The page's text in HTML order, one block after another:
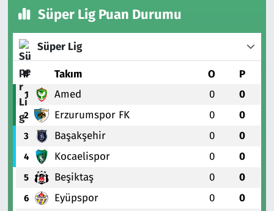
Süper Lig Puan Durumu
Süper Lig
# Takım O P
1 Amed 0 0
2 Erzurumspor FK 0 0
3 Başakşehir 0 0
4 Kocaelispor 0 0
5 Beşiktaş 0 0
6 Eyüpspor 0 0